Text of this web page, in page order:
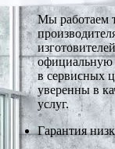
Мы работаем
официальную
в сервисных
уверенны в
услуг.
Гарантия